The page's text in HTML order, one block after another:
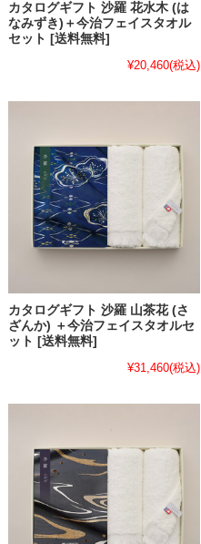
カタログギフト 沙羅 花水木 (は
なみずき)＋今治フェイスタオル
セット [送料無料]
¥20,460(税込)
カタログギフト 沙羅 山茶花 (さ
ざんか) ＋今治フェイスタオルセ
ット [送料無料]
¥31,460(税込)